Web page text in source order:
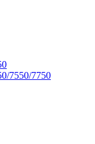
7550/7750